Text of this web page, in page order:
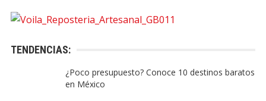
TENDENCIAS:
¿Poco presupuesto? Conoce 10 destinos baratos
en México